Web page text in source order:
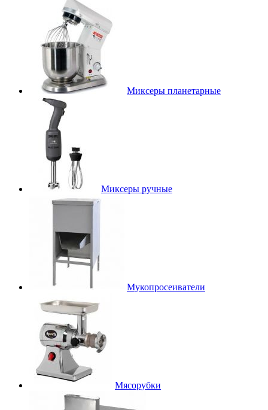
Миксеры планетарные
Миксеры ручные
Мукопросеиватели
Мясорубки